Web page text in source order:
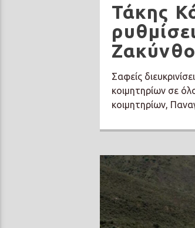
Τάκης
Σαφείς
κοιμητηρίων σε
κοιμητηρίων,